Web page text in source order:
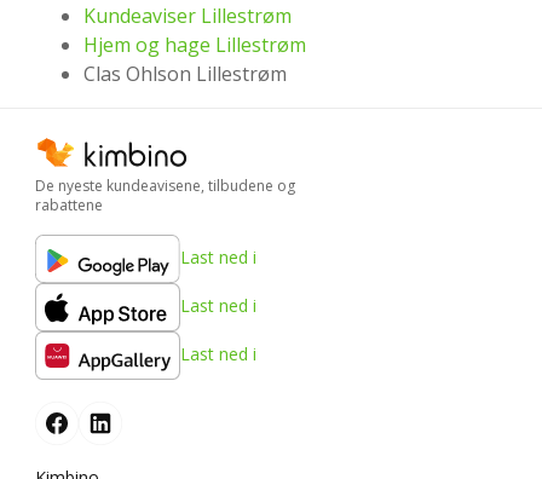
Kundeaviser Lillestrøm
Hjem og hage Lillestrøm
Clas Ohlson Lillestrøm
De nyeste kundeavisene, tilbudene og
rabattene
Last ned i
Last ned i
Last ned i